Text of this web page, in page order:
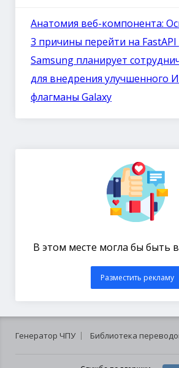
Анатомия веб-компонента:
3 причины перейти на FastAPI
Samsung планирует
для внедрения улучшенного
флагманы Galaxy
В этом месте могла бы быть
Разместить рекламу
Генератор ЧПУ Библиотека